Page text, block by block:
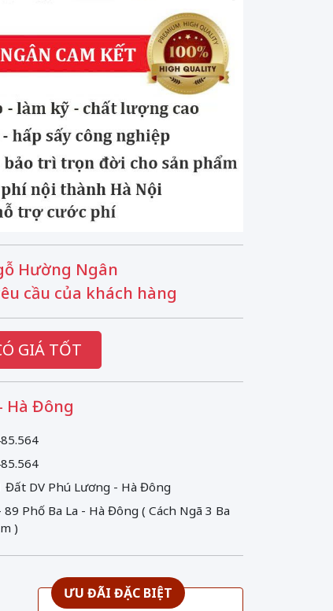
Hường Ngân
cầu của khách hàng
GIÁ TỐT
Hà Đông
Đất DV Phú Lương - Hà Đông
89 Phố Ba La - Hà Đông ( Cách Ngã 3 Ba
)
ƯU ĐÃI ĐẶC BIỆT